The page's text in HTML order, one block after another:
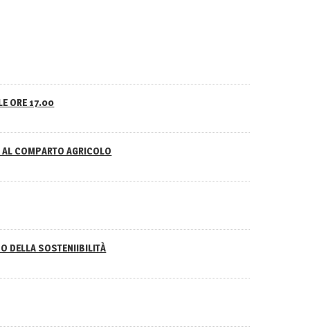
ORE 17.00
COMPARTO AGRICOLO
DELLA SOSTENIIBILITÀ